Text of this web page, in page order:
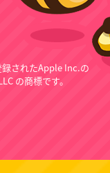
されたApple Inc.の
の商標です。